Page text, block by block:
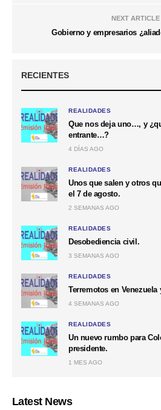
NEXT ARTICLE
Gobierno y empresarios
RECIENTES
REALIDADES
Que nos deja uno…, y
entrante…?
4 DÍAS AGO
REALIDADES
Unos que salen y otros
el 7 de agosto.
2 SEMANAS AGO
REALIDADES
Desobediencia civil.
3 SEMANAS AGO
REALIDADES
Terremotos en
4 SEMANAS AGO
REALIDADES
Un nuevo rumbo para
presidente.
1 MES AGO
Latest News